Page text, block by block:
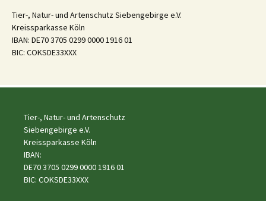
Tier-, Natur- und Artenschutz Siebengebirge e.V.
Kreissparkasse Köln
IBAN: DE70 3705 0299 0000 1916 01
BIC: COKSDE33XXX
Tier-, Natur- und Artenschutz
Siebengebirge e.V.
Kreissparkasse Köln
IBAN:
DE70 3705 0299 0000 1916 01
BIC: COKSDE33XXX